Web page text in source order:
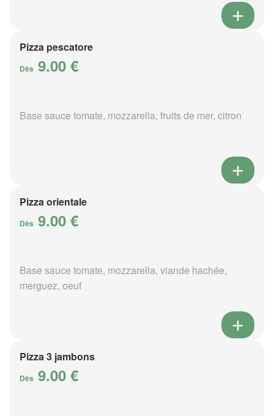
Pizza pescatore
Dès 9.00 €
Base sauce tomate, mozzarella, fruits de mer, citron
Pizza orientale
Dès 9.00 €
Base sauce tomate, mozzarella, viande hachée,
merguez, oeuf
Pizza 3 jambons
Dès 9.00 €